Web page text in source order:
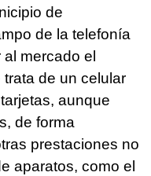
de
de la telefonía
mercado el
de un celular
aunque
de forma
prestaciones no
aparatos, como el